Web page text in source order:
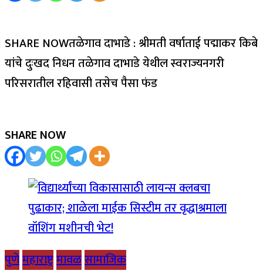
SHARE NOWतळेगाव दाभाडे : श्रीमती वर्षाताई पद्माकर किबे
यांचे दुःखद निधन तळेगाव दाभाडे येथील स्वराज्यनगरी
परिसरातील रहिवासी तसेच पैसा फंड
SHARE NOW
पुणेमहाराष्ट्रमावळसामाजिक